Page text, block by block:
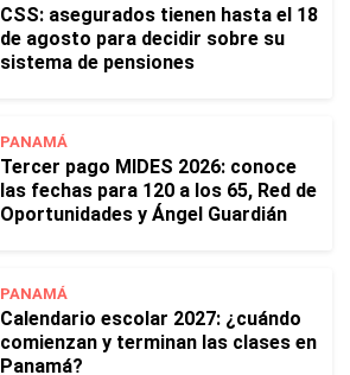
CSS: asegurados tienen hasta el 18
de agosto para decidir sobre su
sistema de pensiones
PANAMÁ
Tercer pago MIDES 2026: conoce
las fechas para 120 a los 65, Red de
Oportunidades y Ángel Guardián
PANAMÁ
Calendario escolar 2027: ¿cuándo
comienzan y terminan las clases en
Panamá?